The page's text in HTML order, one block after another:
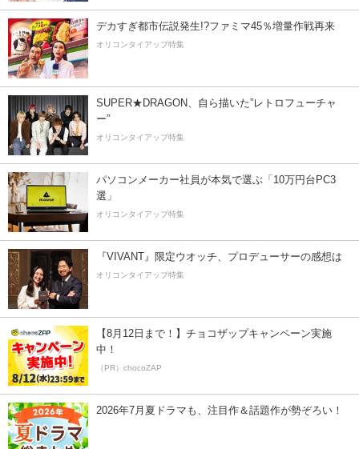
デカすぎ都市伝説発生!?ファミマ45％増量作戦再来
オリコンタイアップ特集
SUPER★DRAGON、自ら描いた”レトロフューチャ
ー”
オリコンタイアップ特集
パソコンメーカー社員が本気で選ぶ「10万円台PC3
選」
オリコンタイアップ特集
『VIVANT』限定ウオッチ、プロデューサーの感想は
オリコンタイアップ特集
【8月12日まで！】チョコザップキャンペーン実施
中！
（PR）chocoZAP
2026年7月夏ドラマも、注目作＆話題作が勢ぞろい！